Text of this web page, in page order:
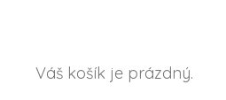
Váš košík je prázdný.